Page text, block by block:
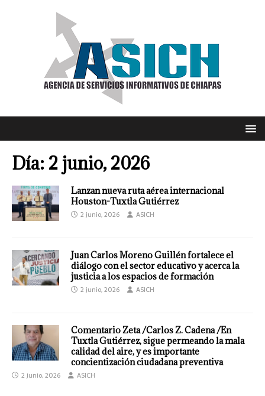
Día:2 junio, 2026
Lanzan nueva ruta aérea internacional
Houston-Tuxtla Gutiérrez
2 junio, 2026 ASICH
Juan Carlos Moreno Guillén fortalece el
diálogo con el sector educativo y acerca la
justicia a los espacios de formación
2 junio, 2026 ASICH
Comentario Zeta /Carlos Z. Cadena /En
Tuxtla Gutiérrez, sigue permeando la mala
calidad del aire, y es importante
concientización ciudadana preventiva
2 junio, 2026 ASICH